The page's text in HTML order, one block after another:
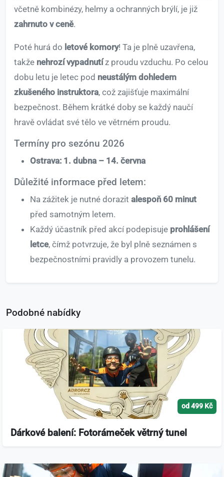
včetně kombinézy, helmy a ochranných brýlí, je již
zahrnuto v ceně.
Poté hurá do letové komory! Ta je plně uzavřena,
takže nehrozí vypadnutíz proudu vzduchu. Po celou
dobu letu je letec pod neustálým dohledem
zkušeného instruktora, což zajišťuje maximální
bezpečnost. Během krátké doby se každý naučí
hravě ovládat své tělo ve větrném proudu.
Termíny pro sezónu 2026
Ostrava: 1. dubna – 14. června
Důležité informace před letem:
Na zážitek je nutné dorazit alespoň 60 minut
před samotným letem.
Každý účastník před akcí podepisuje prohlášení
letce, čímž potvrzuje, že byl plně seznámen s
bezpečnostními pravidly a provozem tunelu.
Podobné nabídky
od 499 Kč
Dárkové balení: Fotorámeček větrný tunel